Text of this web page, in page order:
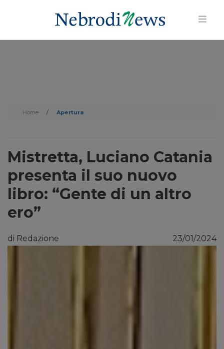
Home / Apertura
Mistretta, Luciano Catania
presenta il suo nuovo
libro: “Gente di un altro
ero”
di Redazione 23/01/2024